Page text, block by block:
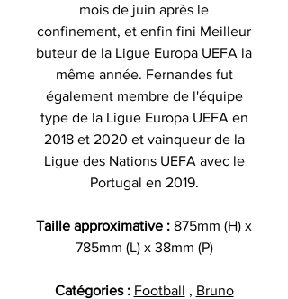
mois de juin après le
confinement, et enfin fini Meilleur
buteur de la Ligue Europa UEFA la
même année. Fernandes fut
également membre de l'équipe
type de la Ligue Europa UEFA en
2018 et 2020 et vainqueur de la
Ligue des Nations UEFA avec le
Portugal en 2019.
Taille approximative : 875mm (H) x
785mm (L) x 38mm (P)
Catégories : Football , Bruno